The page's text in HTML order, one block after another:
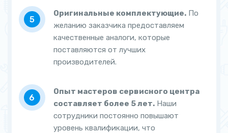
Оригинальные комплектующие. По
желанию заказчика предоставляем
качественные аналоги, которые
поставляются от лучших
производителей.
Опыт мастеров сервисного центра
составляет более 5 лет. Наши
сотрудники постоянно повышают
уровень квалификации, что